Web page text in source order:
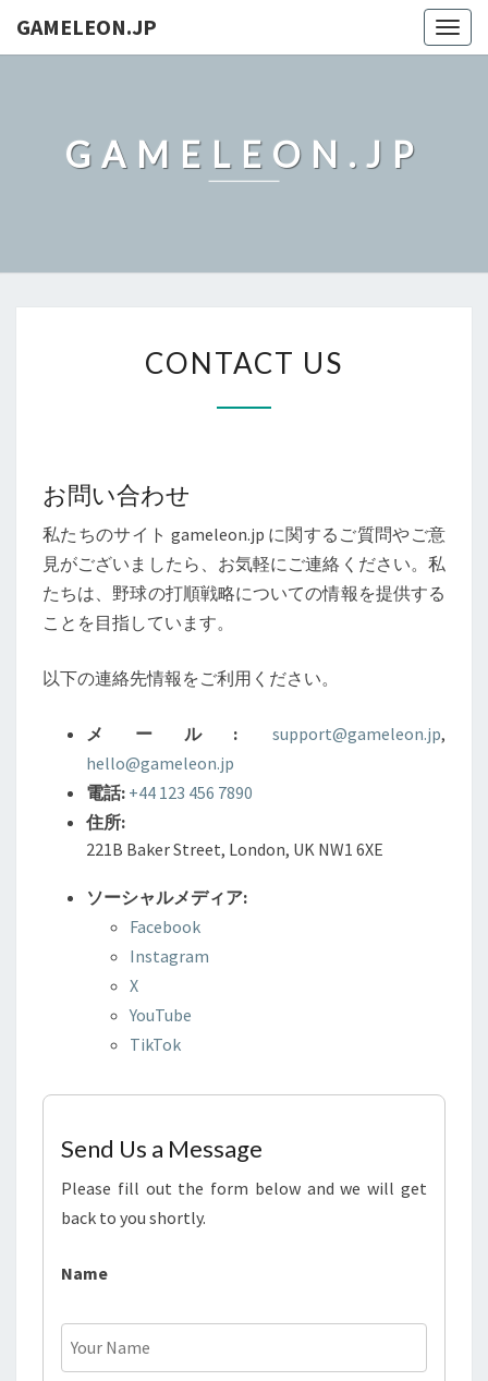
GAMELEON.JP
GAMELEON.JP
US
CONTACT US
お問い合わせ
私たちのサイト gameleon.jp に関するご質問やご意
見がございましたら、お気軽にご連絡ください。私
たちは、野球の打順戦略についての情報を提供する
ことを目指しています。
以下の連絡先情報をご利用ください。
メール: support@gameleon.jp,
hello@gameleon.jp
電話: +44 123 456 7890
住所:
221B Baker Street, London, UK NW1 6XE
ソーシャルメディア:
Facebook
Instagram
X
YouTube
TikTok
Send Us a Message
Please fill out the form below and we will get
back to you shortly.
Name